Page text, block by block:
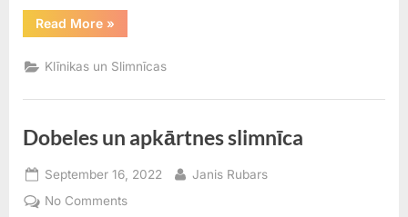
Read More“Rīgas
“Lāzera”
»
Klīnikas un Slimnīcas
Dobeles un apkārtnes slimnīca
Posted
on
September 16, 2022 By
Janis Rubars
No Commentson